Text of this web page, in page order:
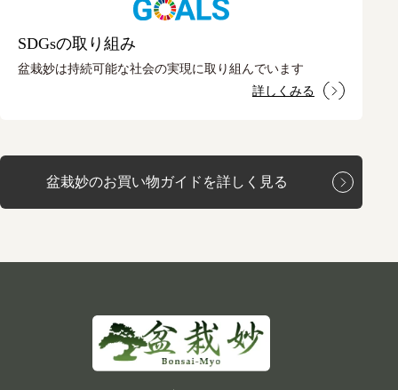
SDGsの取り組み
盆栽妙は持続可能な社会の実現に取り組んでいます
詳しくみる
盆栽妙のお買い物ガイドを詳しく見る